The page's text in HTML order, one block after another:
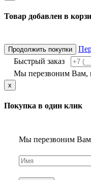
Товар добавлен в
Продолжить покупки
Быстрый заказ
Мы перезвоним Вам,
x
Покупка в один клик
Мы перезвоним Вам